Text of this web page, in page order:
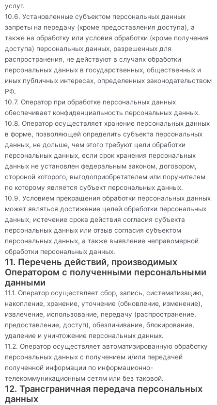
услуг.
10.6. Установленные субъектом персональных данных
запреты на передачу (кроме предоставления доступа), а
также на обработку или условия обработки (кроме получения
доступа) персональных данных, разрешенных для
распространения, не действуют в случаях обработки
персональных данных в государственных, общественных и
иных публичных интересах, определенных законодательством
РФ.
10.7. Оператор при обработке персональных данных
обеспечивает конфиденциальность персональных данных.
10.8. Оператор осуществляет хранение персональных данных
в форме, позволяющей определить субъекта персональных
данных, не дольше, чем этого требуют цели обработки
персональных данных, если срок хранения персональных
данных не установлен федеральным законом, договором,
стороной которого, выгодоприобретателем или поручителем
по которому является субъект персональных данных.
10.9. Условием прекращения обработки персональных данных
может являться достижение целей обработки персональных
данных, истечение срока действия согласия субъекта
персональных данных или отзыв согласия субъектом
персональных данных, а также выявление неправомерной
обработки персональных данных.
11. Перечень действий, производимых
Оператором с полученными персональными
данными
11.1. Оператор осуществляет сбор, запись, систематизацию,
накопление, хранение, уточнение (обновление, изменение),
извлечение, использование, передачу (распространение,
предоставление, доступ), обезличивание, блокирование,
удаление и уничтожение персональных данных.
11.2. Оператор осуществляет автоматизированную обработку
персональных данных с получением и/или передачей
полученной информации по информационно-
телекоммуникационным сетям или без таковой.
12. Трансграничная передача персональных
данных